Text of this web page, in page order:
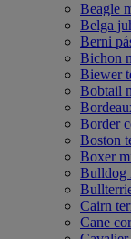
Beagle
Belga
Berni
Bichon
Biewer
Bobtail
Border
Boston
Boxer
Bulldog
Cairn
Cane